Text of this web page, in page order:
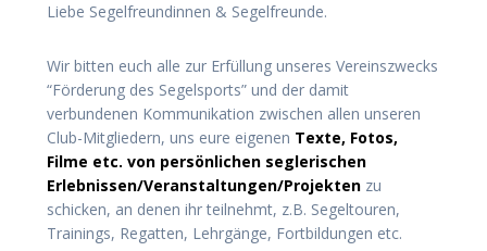
Liebe Segelfreundinnen & Segelfreunde.
Wir bitten euch alle zur Erfüllung unseres Vereinszwecks
“Förderung des Segelsports” und der damit
verbundenen Kommunikation zwischen allen unseren
Club-Mitgliedern, uns eure eigenen Texte, Fotos,
Filme etc. von persönlichen seglerischen
Erlebnissen/Veranstaltungen/Projekten zu
schicken, an denen ihr teilnehmt, z.B. Segeltouren,
Trainings, Regatten, Lehrgänge, Fortbildungen etc.